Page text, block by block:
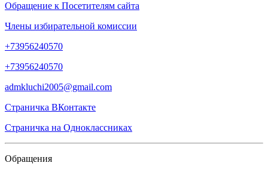
Обращение к Посетителям сайта
Члены избирательной комиссии
+73956240570
+73956240570
admkluchi2005@gmail.com
Страничка ВКонтакте
Страничка на Одноклассниках
Обращения